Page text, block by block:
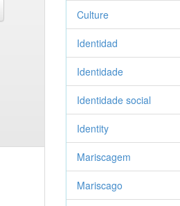
Culture
Identidad
Identidade
Identidade social
Identity
Mariscagem
Mariscago